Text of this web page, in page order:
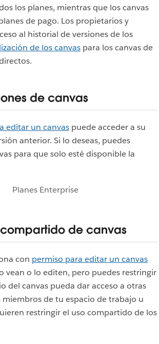
los planes, mientras que los canvas
de pago. Los propietarios y
al historial de versiones de los
de los canvas para los canvas de
de canvas
editar un canvas puede acceder a su
anterior. Si lo deseas, puedes
para que solo esté disponible la
Planes Enterprise
de canvas
con permiso para editar un canvas
vean o lo editen, pero puedes restringir
del canvas pueda dar acceso a otras
miembros de tu espacio de trabajo u
restringir el uso compartido de los